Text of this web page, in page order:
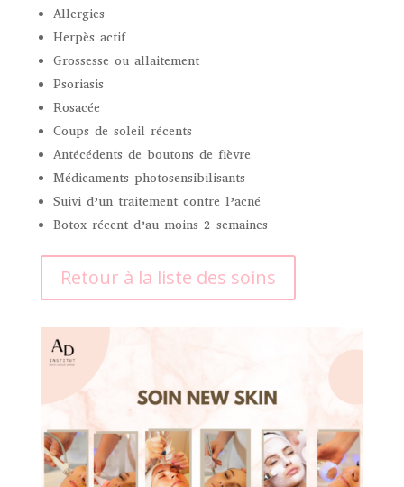
Allergies
Herpès actif
Grossesse ou allaitement
Psoriasis
Rosacée
Coups de soleil récents
Antécédents de boutons de fièvre
Médicaments photosensibilisants
Suivi d’un traitement contre l’acné
Botox récent d’au moins 2 semaines
Retour à la liste des soins